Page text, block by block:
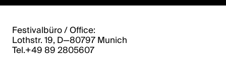
Festivalbüro / Office:
Lothstr. 19, D—80797 Munich
Tel.+49 89 2805607